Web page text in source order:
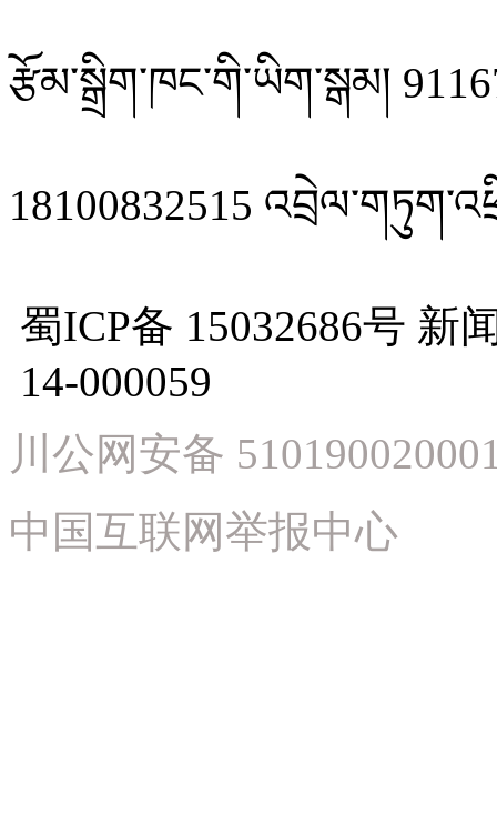
རྩོམ་སྒྲིག་ཁང་གི་ཡིག་སྒམ།
18100832515
蜀ICP备 15032686号 新
14-000059
川公网安备
中国互联网举报中心